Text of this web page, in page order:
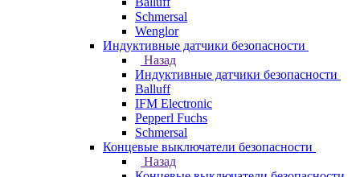
Schmersal
Wenglor
Индуктивные датчики безопасности
Назад
Индуктивные датчики безопасности
Balluff
IFM Electronic
Pepperl Fuchs
Schmersal
Концевые выключатели безопасности
Назад